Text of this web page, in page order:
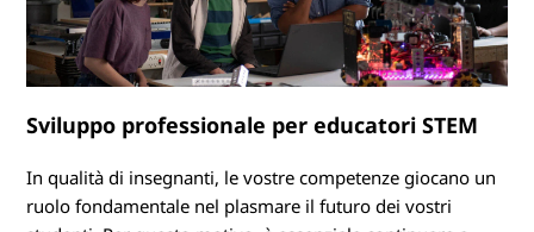
Sviluppo professionale per educatori STEM
In qualità di insegnanti, le vostre competenze giocano un
ruolo fondamentale nel plasmare il futuro dei vostri